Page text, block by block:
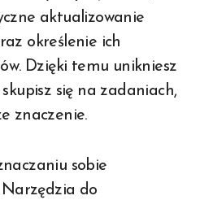
aktualizowanie
określenie ich
Dzięki temu unikniesz
się na zadaniach,
znaczenie.
sobie
Narzędzia do